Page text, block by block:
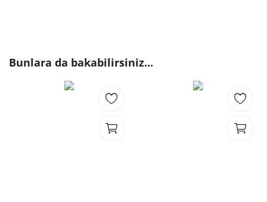
Bunlara da bakabilirsiniz...